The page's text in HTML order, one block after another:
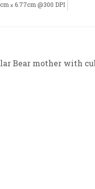
x 6.77cm @300 DPI
Bear mother with